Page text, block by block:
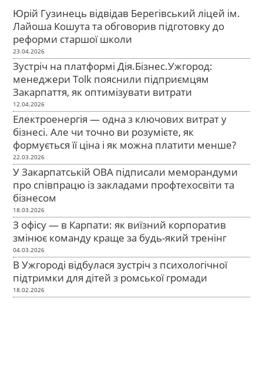
Юрій Гузинець відвідав Берегівський ліцей ім.
Лайоша Кошута та обговорив підготовку до
реформи старшої школи
23.04.2026
Зустріч на платформі Дія.Бізнес.Ужгород:
менеджери Tolk пояснили підприємцям
Закарпаття, як оптимізувати витрати
12.04.2026
Електроенергія — одна з ключових витрат у
бізнесі. Але чи точно ви розумієте, як
формується її ціна і як можна платити менше?
22.03.2026
У Закарпатській ОВА підписали меморандуми
про співпрацю із закладами профтехосвіти та
бізнесом
18.03.2026
З офісу — в Карпати: як виїзний корпоратив
змінює команду краще за будь-який тренінг
04.03.2026
В Ужгороді відбулася зустріч з психологічної
підтримки для дітей з ромської громади
18.02.2026